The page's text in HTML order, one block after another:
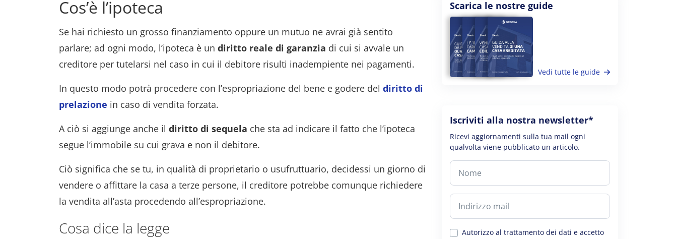
Cos’è l’ipoteca
Se hai richiesto un grosso finanziamento oppure un mutuo ne avrai già sentito
parlare; ad ogni modo, l’ipoteca è un diritto reale di garanzia di cui si avvale un
creditore per tutelarsi nel caso in cui il debitore risulti inadempiente nei pagamenti.
In questo modo potrà procedere con l’espropriazione del bene e godere del diritto di
prelazione in caso di vendita forzata.
A ciò si aggiunge anche il diritto di sequela che sta ad indicare il fatto che l’ipoteca
segue l’immobile su cui grava e non il debitore.
Ciò significa che se tu, in qualità di proprietario o usufruttuario, decidessi un giorno di
vendere o affittare la casa a terze persone, il creditore potrebbe comunque richiedere
la vendita all’asta procedendo all’espropriazione.
Cosa dice la legge
Scarica le nostre guide
Vedi tutte le guide
Iscriviti alla nostra newsletter*
Ricevi aggiornamenti sulla tua mail ogni
qualvolta viene pubblicato un articolo.
Autorizzo al trattamento dei dati e accetto